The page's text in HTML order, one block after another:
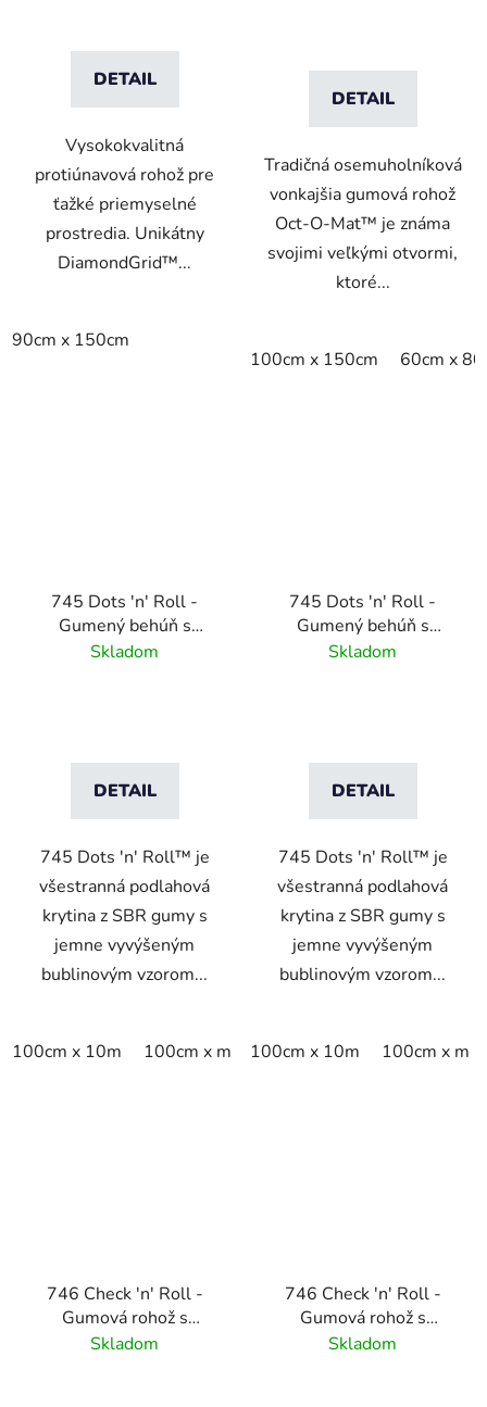
DETAIL
Vysokokvalitná
protiúnavová rohož pre
ťažké priemyselné
prostredia. Unikátny
DiamondGrid™...
90cm x 150cm
DETAIL
Tradičná osemuholníková
vonkajšia gumová rohož
Oct-O-Mat™ je známa
svojimi veľkými otvormi,
ktoré...
100cm x 150cm 60cm x
745 Dots 'n' Roll -
Gumený behúň s
bublinovým povrchom -
Skladom
DETAIL
745 Dots 'n' Roll™ je
všestranná podlahová
krytina z SBR gumy s
jemne vyvýšeným
bublinovým vzorom...
100cm x 10m 100cm x m
745 Dots 'n' Roll -
Gumený behúň s
bublinovým povrchom -
Skladom
DETAIL
745 Dots 'n' Roll™ je
všestranná podlahová
krytina z SBR gumy s
jemne vyvýšeným
bublinovým vzorom...
100cm x 10m 100cm x m
746 Check 'n' Roll -
Gumová rohož s
priemyselným
Skladom
746 Check 'n' Roll -
Gumová rohož s
priemyselným
Skladom